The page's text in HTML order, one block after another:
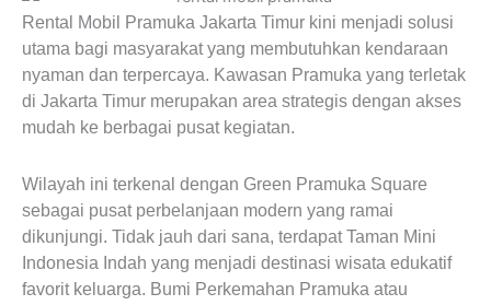
Rental Mobil Pramuka Jakarta Timur kini menjadi solusi
utama bagi masyarakat yang membutuhkan kendaraan
nyaman dan terpercaya. Kawasan Pramuka yang terletak
di Jakarta Timur merupakan area strategis dengan akses
mudah ke berbagai pusat kegiatan.
Wilayah ini terkenal dengan Green Pramuka Square
sebagai pusat perbelanjaan modern yang ramai
dikunjungi. Tidak jauh dari sana, terdapat Taman Mini
Indonesia Indah yang menjadi destinasi wisata edukatif
favorit keluarga. Bumi Perkemahan Pramuka atau